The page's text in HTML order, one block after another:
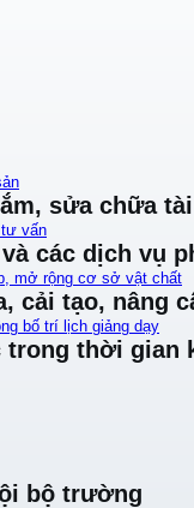
sửa chữa
vấn
các dịch vụ
mở rộng cơ sở vật chất
cải tạo, nâng
bố trí lịch giảng dạy
thời gian
bộ trường